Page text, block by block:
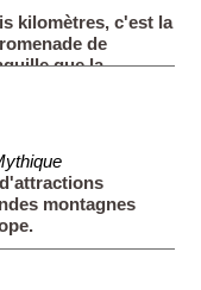
kilomètres, c'est la
de
que la
montagnes